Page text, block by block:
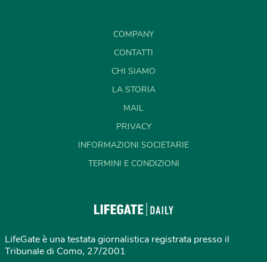
COMPANY
CONTATTI
CHI SIAMO
LA STORIA
MAIL
PRIVACY
INFORMAZIONI SOCIETARIE
TERMINI E CONDIZIONI
LifeGate è una testata giornalistica registrata presso il
Tribunale di Como, 27/2001